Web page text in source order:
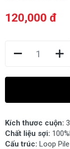
120,000 đ
Kích thươc cuộn:
Chất liệu sợi:
Cấu trúc: Loop Pile